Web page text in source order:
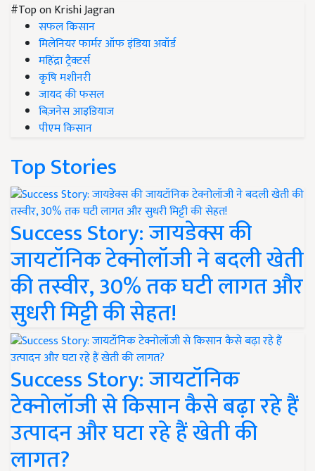
#Top on Krishi Jagran
सफल किसान
मिलेनियर फार्मर ऑफ इंडिया अवॉर्ड
महिंद्रा ट्रैक्टर्स
कृषि मशीनरी
जायद की फसल
बिज़नेस आइडियाज
पीएम किसान
Top Stories
Success Story: जायडेक्स की
जायटॉनिक टेक्नोलॉजी ने बदली खेती
की तस्वीर, 30% तक घटी लागत और
सुधरी मिट्टी की सेहत!
Success Story: जायटॉनिक
टेक्नोलॉजी से किसान कैसे बढ़ा रहे हैं
उत्पादन और घटा रहे हैं खेती की
लागत?